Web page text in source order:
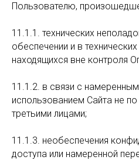
Пользователю,
11.1.1. технических
обеспечении и в
находящихся вне контроля
11.1.2. в связи с
использованием Сайта не
третьими лицами;
11.1.3. необеспечения
доступа или намеренной